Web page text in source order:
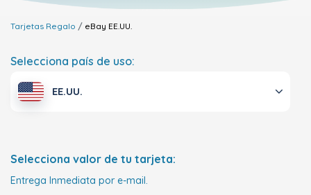
Tarjetas Regalo eBay EE.UU.
Selecciona país de uso:
EE.UU.
Selecciona valor de tu tarjeta:
Entrega Inmediata por e-mail.